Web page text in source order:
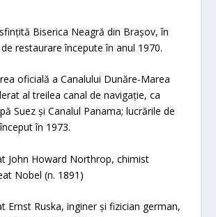
Biserica Neagră din Brașov, în
restaurare începute în anul 1970.
oficială a Canalului Dunăre-Marea
al treilea canal de navigație, ca
Suez și Canalul Panama; lucrările de
în 1973.
John Howard Northrop, chimist
Nobel (n. 1891)
Ernst Ruska, inginer și fizician german,